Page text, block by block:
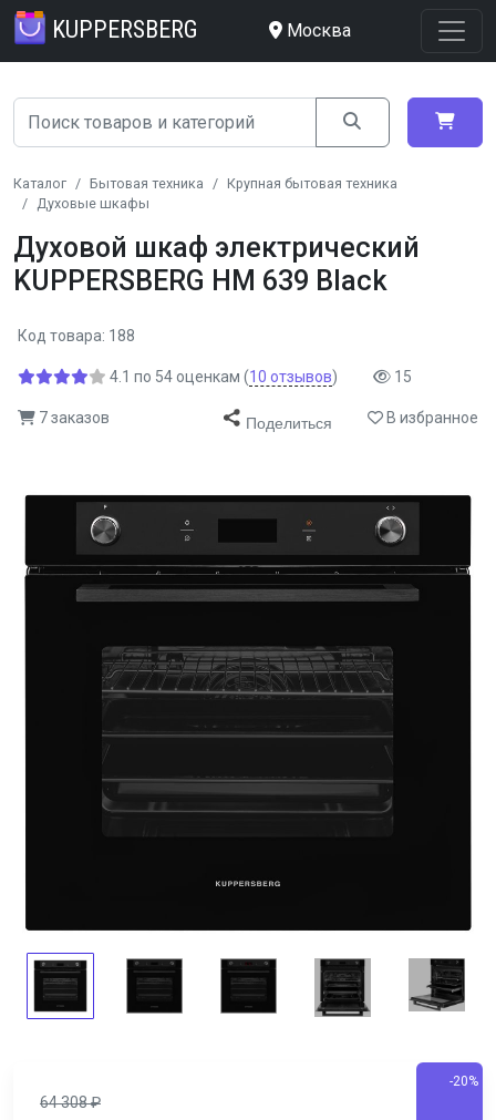
KUPPERSBERG Москва
Каталог Бытовая техника
Крупная бытовая техника
Духовые шкафы
Духовой шкаф электрический
KUPPERSBERG HM 639 Black
Код товара: 188
4.1 по 54 оценкам (10 отзывов) 15
7 заказов Поделиться В избранное
64 308₽
-20%